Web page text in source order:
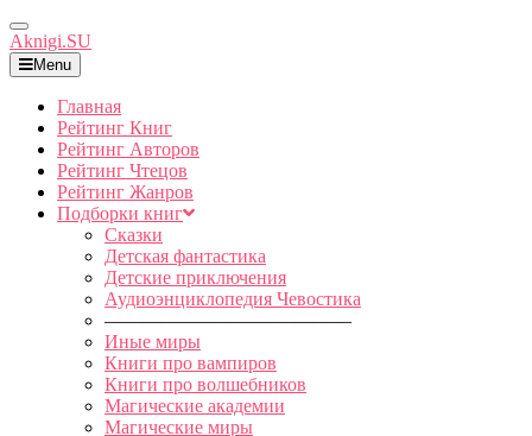
Toggle
Navigation
Aknigi.SU
Menu
Главная
Рейтинг Книг
Рейтинг Авторов
Рейтинг Чтецов
Рейтинг Жанров
Подборки книг
Сказки
Детская фантастика
Детские приключения
Аудиоэнциклопедия Чевостика
—————————————
Иные миры
Книги про вампиров
Книги про волшебников
Магические академии
Магические миры